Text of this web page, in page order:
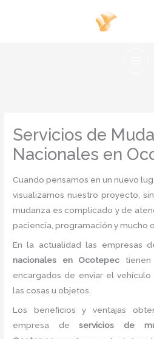
Servicios de
Nacionales en
Cuando pensamos en un nuevo
visualizamos nuestro proyecto,
mudanza es complicado y de
paciencia, programación y mucho
En la actualidad las empresas
nacionales en Ocotepec
encargados de enviar el
las cosas u objetos.
Los beneficios y ventajas
empresa deservicios de